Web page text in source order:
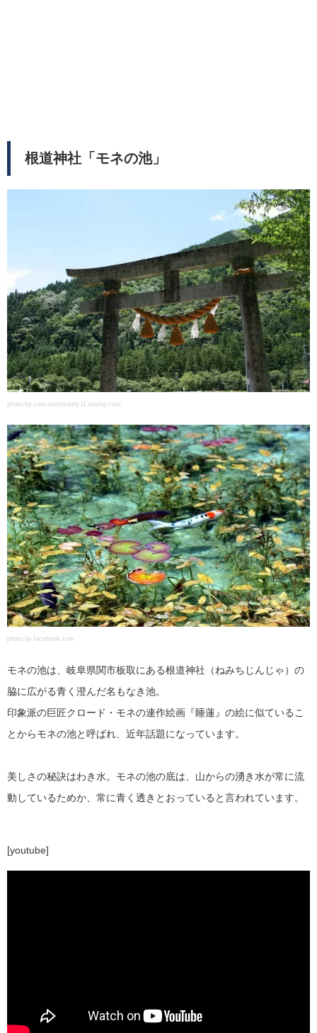
根道神社「モネの池」
photo by concommitantly11.rssing.com
photo by facebook.com
モネの池は、岐阜県関市板取にある根道神社（ねみちじんじゃ）の
脇に広がる青く澄んだ名もなき池。
印象派の巨匠クロード・モネの連作絵画『睡蓮』の絵に似ているこ
とからモネの池と呼ばれ、近年話題になっています。
美しさの秘訣はわき水。モネの池の底は、山からの湧き水が常に流
動しているためか、常に青く透きとおっていると言われています。
[youtube]